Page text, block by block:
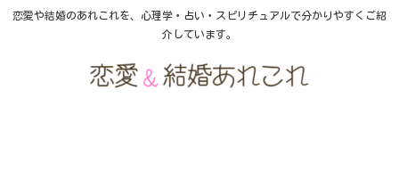
恋愛や結婚のあれこれを、心理学・占い・スピリチュアルで分かりやすくご紹
介しています。